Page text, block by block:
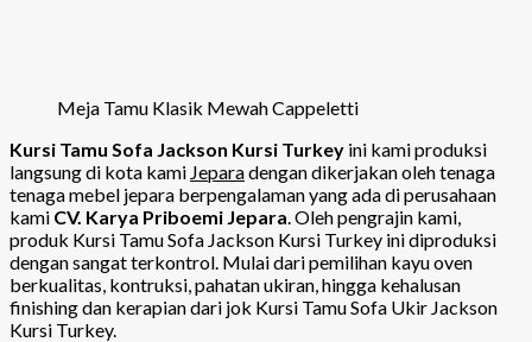
Meja Tamu Klasik Mewah Cappeletti
Kursi Tamu Sofa Jackson Kursi Turkey ini kami produksi
langsung di kota kami Jeparadengan dikerjakan oleh tenaga
tenaga mebel jepara berpengalaman yang ada di perusahaan
kami CV. Karya Priboemi Jepara. Oleh pengrajin kami,
produk Kursi Tamu Sofa Jackson Kursi Turkey ini diproduksi
dengan sangat terkontrol. Mulai dari pemilihan kayu oven
berkualitas, kontruksi, pahatan ukiran, hingga kehalusan
finishing dan kerapian dari jok Kursi Tamu Sofa Ukir Jackson
Kursi Turkey.